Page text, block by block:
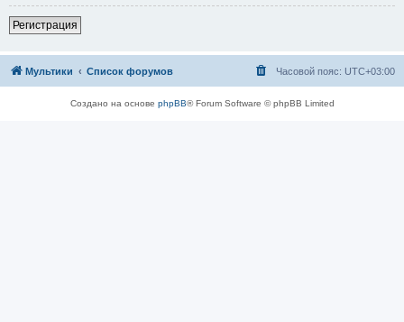
Регистрация
Мультики Список форумов Часовой пояс: UTC+03:00
Создано на основе phpBB® Forum Software © phpBB Limited